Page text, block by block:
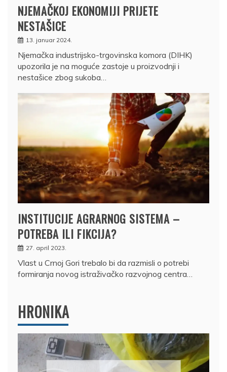
NJEMAČKOJ EKONOMIJI PRIJETE
NESTAŠICE
13. januar 2024.
Njemačka industrijsko-trgovinska komora (DIHK)
upozorila je na moguće zastoje u proizvodnji i
nestašice zbog sukoba…
INSTITUCIJE AGRARNOG SISTEMA –
POTREBA ILI FIKCIJA?
27. april 2023.
Vlast u Crnoj Gori trebalo bi da razmisli o potrebi
formiranja novog istraživačko razvojnog centra…
HRONIKA
DRŽAVLJANIN RUSIJE